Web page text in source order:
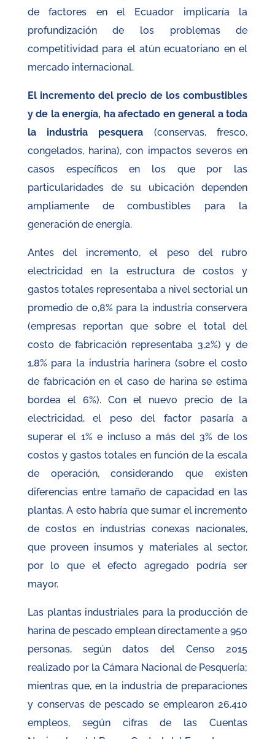
de factores en el Ecuador implicaría la
profundización de los problemas de
competitividad para el atún ecuatoriano en el
mercado internacional.
El incremento del precio de los combustibles
y de la energía, ha afectado en general a toda
la industria pesquera (conservas, fresco,
congelados, harina), con impactos severos en
casos específicos en los que por las
particularidades de su ubicación dependen
ampliamente de combustibles para la
generación de energía.
Antes del incremento, el peso del rubro
electricidad en la estructura de costos y
gastos totales representaba a nivel sectorial un
promedio de 0,8% para la industria conservera
(empresas reportan que sobre el total del
costo de fabricación representaba 3,2%) y de
1,8% para la industria harinera (sobre el costo
de fabricación en el caso de harina se estima
bordea el 6%). Con el nuevo precio de la
electricidad, el peso del factor pasaría a
superar el 1% e incluso a más del 3% de los
costos y gastos totales en función de la escala
de operación, considerando que existen
diferencias entre tamaño de capacidad en las
plantas. A esto habría que sumar el incremento
de costos en industrias conexas nacionales,
que proveen insumos y materiales al sector,
por lo que el efecto agregado podría ser
mayor.
Las plantas industriales para la producción de
harina de pescado emplean directamente a 950
personas, según datos del Censo 2015
realizado por la Cámara Nacional de Pesquería;
mientras que, en la industria de preparaciones
y conservas de pescado se emplearon 26.410
empleos, según cifras de las Cuentas